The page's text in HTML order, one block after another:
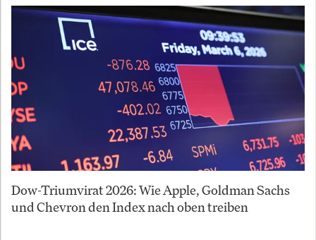
Dow-Triumvirat 2026: Wie Apple, Goldman Sachs
und Chevron den Index nach oben treiben